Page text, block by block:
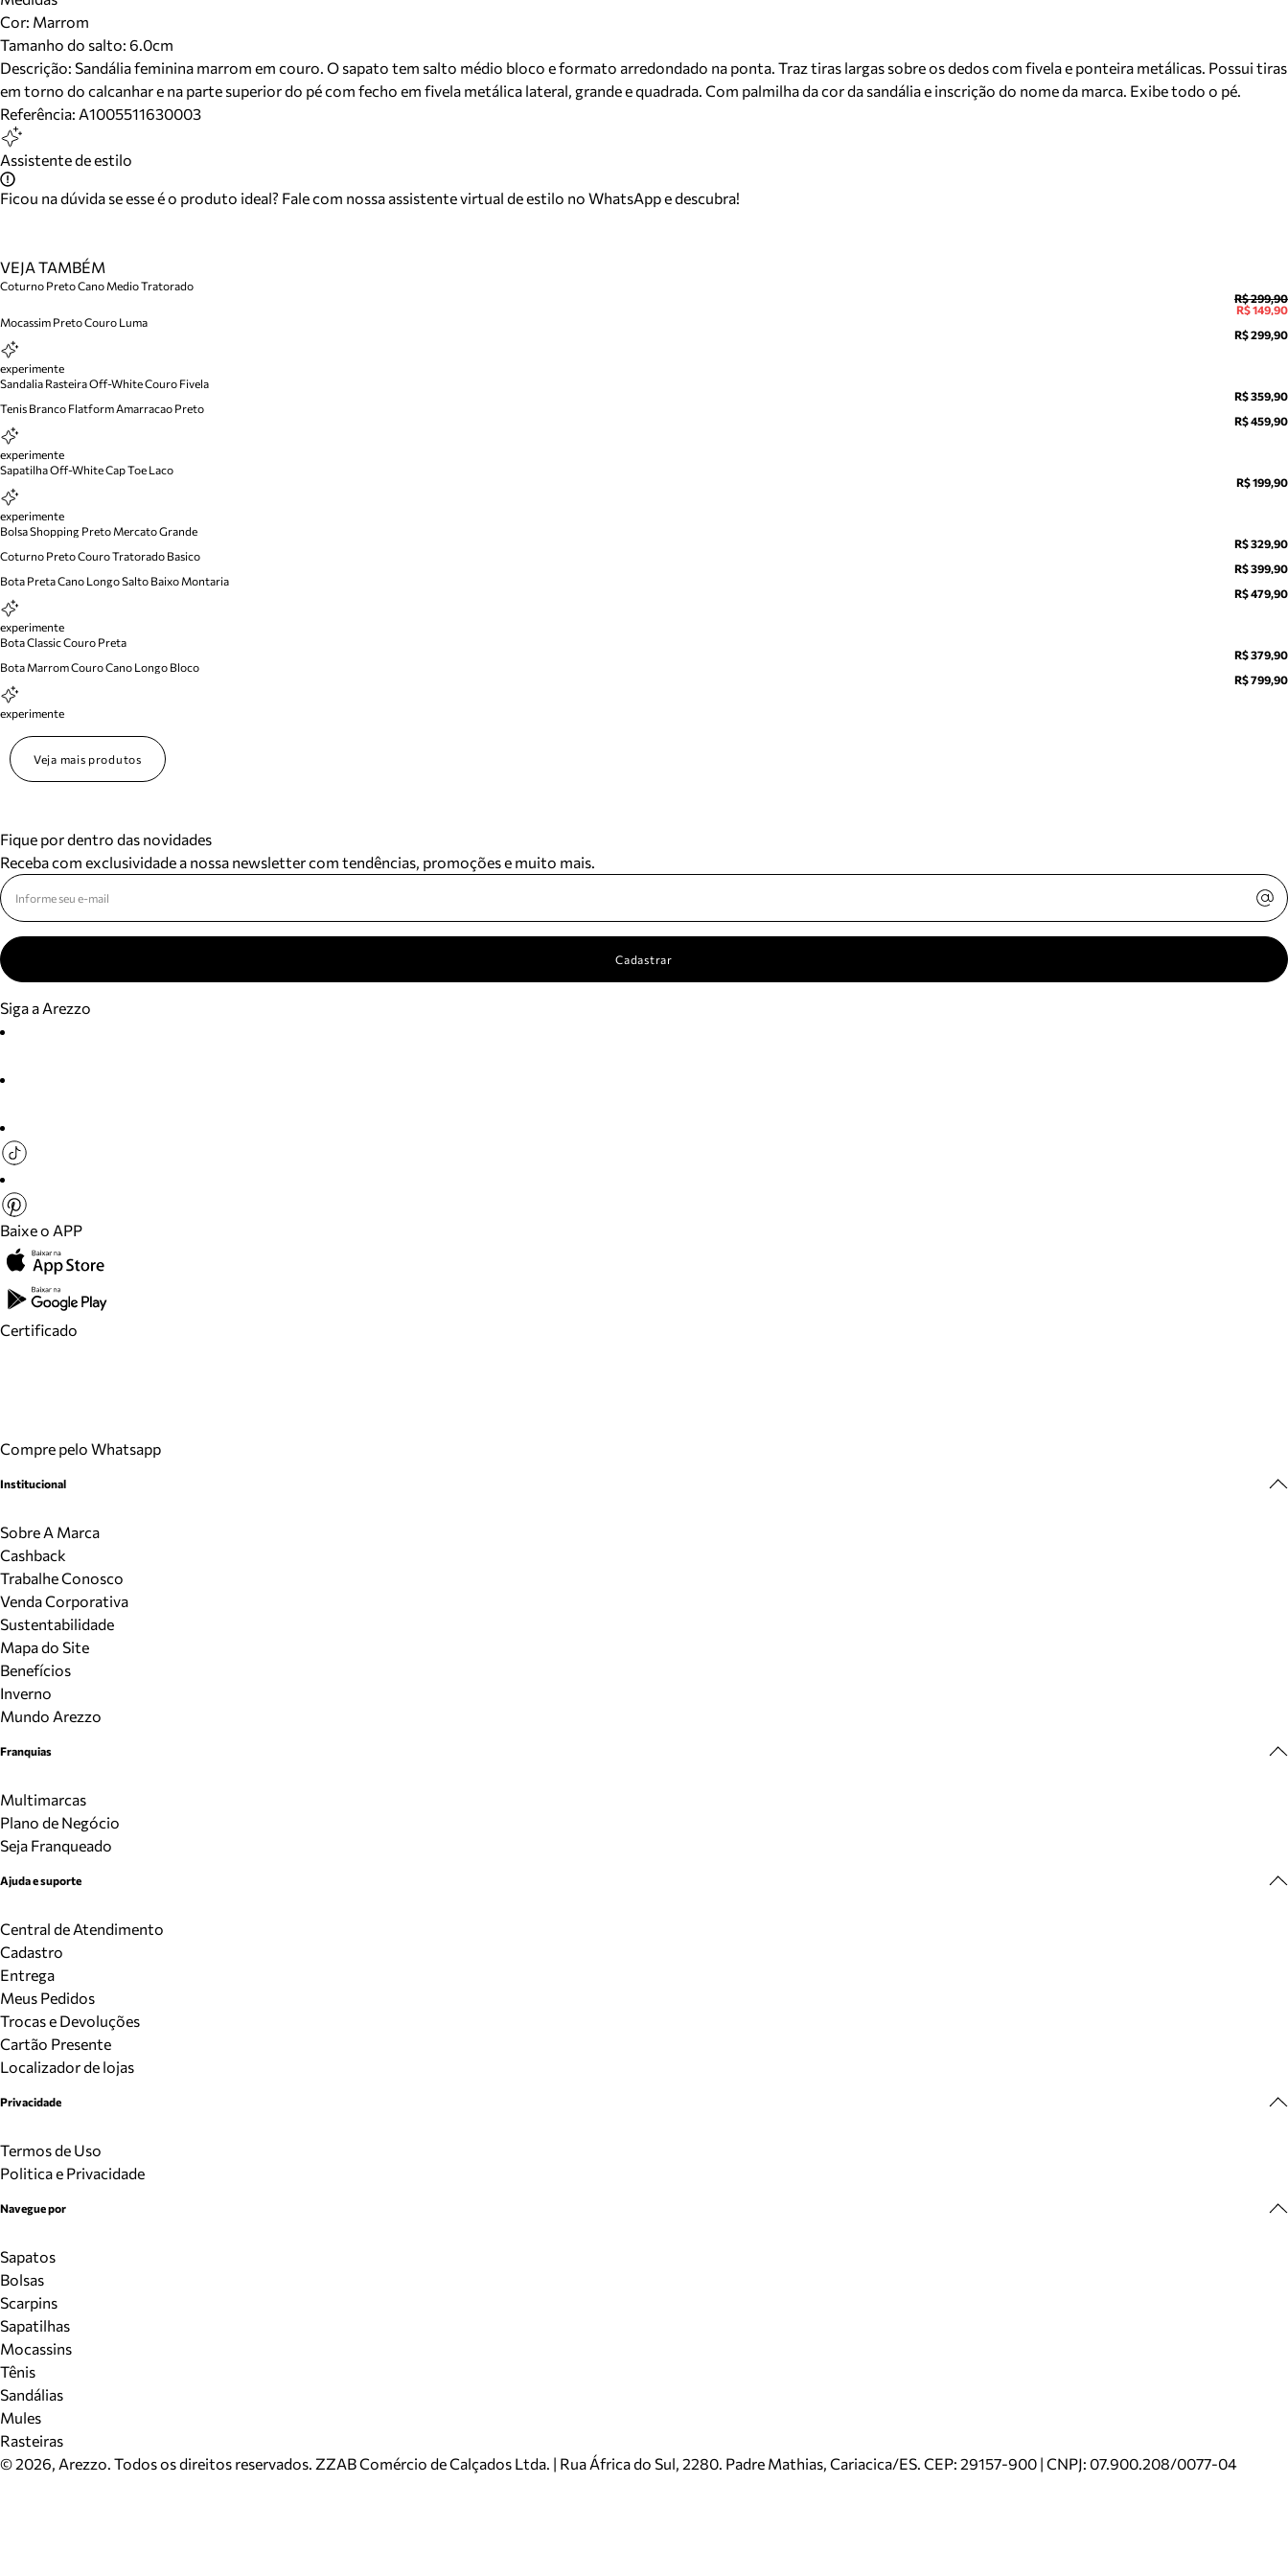
Cor: Marrom
Tamanho do salto: 6.0cm
Descrição: Sandália feminina marrom em couro. O sapato tem salto médio bloco e formato arredondado na ponta. Traz tiras largas sobre os dedos com fivela e ponteira metálicas. Possui tiras
em torno do calcanhar e na parte superior do pé com fecho em fivela metálica lateral, grande e quadrada. Com palmilha da cor da sandália e inscrição do nome da marca. Exibe todo o pé.
Referência: A1005511630003
Assistente de estilo
Ficou na dúvida se esse é o produto ideal? Fale com nossa assistente virtual de estilo no WhatsApp e descubra!
VEJA TAMBÉM
Coturno Preto Cano Medio Tratorado
R$ 299,90
R$ 149,90
Mocassim Preto Couro Luma
R$ 299,90
experimente
Sandalia Rasteira Off-White Couro Fivela
R$ 359,90
Tenis Branco Flatform Amarracao Preto
R$ 459,90
experimente
Sapatilha Off-White Cap Toe Laco
R$ 199,90
experimente
Bolsa Shopping Preto Mercato Grande
R$ 329,90
Coturno Preto Couro Tratorado Basico
R$ 399,90
Bota Preta Cano Longo Salto Baixo Montaria
R$ 479,90
experimente
Bota Classic Couro Preta
R$ 379,90
Bota Marrom Couro Cano Longo Bloco
R$ 799,90
experimente
Veja mais produtos
Fique por dentro das novidades
Receba com exclusividade a nossa newsletter com tendências, promoções e muito mais.
Cadastrar
Siga a Arezzo
Baixe o APP
Certificado
Compre pelo Whatsapp
Institucional
Sobre A Marca
Cashback
Trabalhe Conosco
Venda Corporativa
Sustentabilidade
Mapa do Site
Benefícios
Inverno
Mundo Arezzo
Franquias
Multimarcas
Plano de Negócio
Seja Franqueado
Ajuda e suporte
Central de Atendimento
Cadastro
Entrega
Meus Pedidos
Trocas e Devoluções
Cartão Presente
Localizador de lojas
Privacidade
Termos de Uso
Politica e Privacidade
Navegue por
Sapatos
Bolsas
Scarpins
Sapatilhas
Mocassins
Tênis
Sandálias
Mules
Rasteiras
©2026, Arezzo. Todos os direitos reservados. ZZAB Comércio de Calçados Ltda. | Rua África do Sul, 2280. Padre Mathias, Cariacica/ES. CEP: 29157-900 | CNPJ: 07.900.208/0077-04